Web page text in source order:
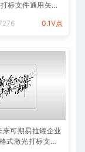
标文件通用矢量
0.1V点
来可期易拉罐企业
式激光打标文件